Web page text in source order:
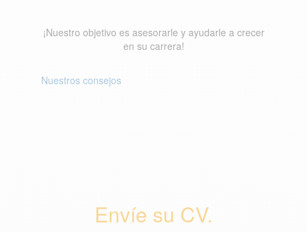
¡Nuestro objetivo es asesorarle y ayudarle a crecer
en su carrera!
Nuestros consejos
Envíe su CV.